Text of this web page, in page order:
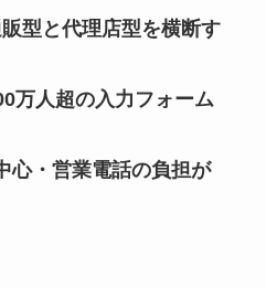
型と代理店型を横断す
万人超の入力フォーム
心・営業電話の負担が